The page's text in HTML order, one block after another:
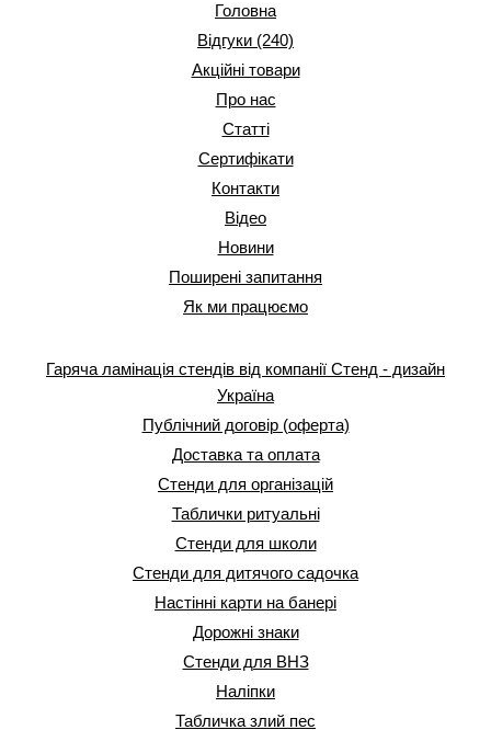
Головна
Відгуки (240)
Акційні товари
Про нас
Статті
Сертифікати
Контакти
Відео
Новини
Поширені запитання
Як ми працюємо
Гаряча ламінація стендів від компанії Стенд - дизайн
Україна
Публічний договір (оферта)
Доставка та оплата
Стенди для організацій
Таблички ритуальні
Стенди для школи
Стенди для дитячого садочка
Настінні карти на банері
Дорожні знаки
Стенди для ВНЗ
Наліпки
Табличка злий пес